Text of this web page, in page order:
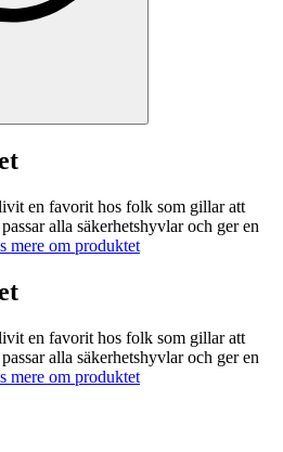
en favorit hos folk som gillar att
alla säkerhetshyvlar och ger en
mere om produktet
en favorit hos folk som gillar att
alla säkerhetshyvlar och ger en
mere om produktet